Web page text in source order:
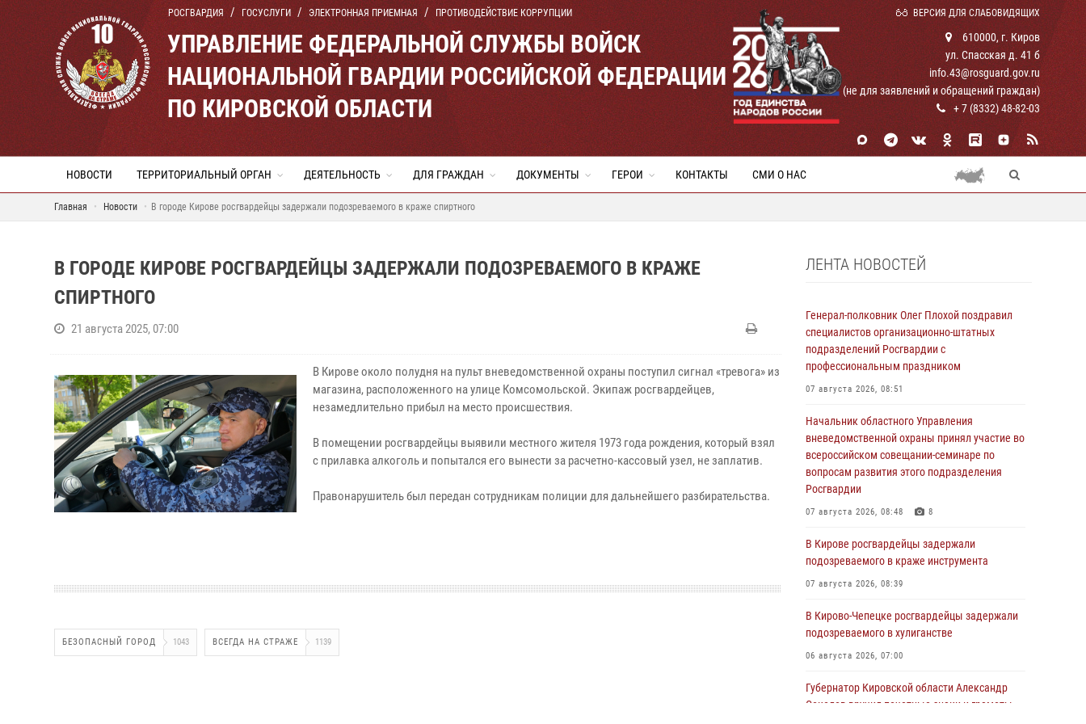
РОСГВАРДИЯ ГОСУСЛУГИ ЭЛЕКТРОННАЯ ПРИЕМНАЯ ПРОТИВОДЕЙСТВИЕ КОРРУПЦИИ ВЕРСИЯ ДЛЯ СЛАБОВИДЯЩИХ
УПРАВЛЕНИЕ ФЕДЕРАЛЬНОЙ СЛУЖБЫ ВОЙСК
НАЦИОНАЛЬНОЙ ГВАРДИИ РОССИЙСКОЙ ФЕДЕРАЦИИ
ПО КИРОВСКОЙ ОБЛАСТИ
610000, г. Киров
ул. Спасская д. 41 б
info.43@rosguard.gov.ru
(не для заявлений и обращений граждан)
+ 7 (8332) 48-82-03
НОВОСТИ ТЕРРИТОРИАЛЬНЫЙ ОРГАН ДЕЯТЕЛЬНОСТЬ ДЛЯ ГРАЖДАН ДОКУМЕНТЫ ГЕРОИ КОНТАКТЫ СМИ О НАС
Главная Новости В городе Кирове росгвардейцы задержали подозреваемого в краже спиртного
В ГОРОДЕ КИРОВЕ РОСГВАРДЕЙЦЫ ЗАДЕРЖАЛИ ПОДОЗРЕВАЕМОГО В КРАЖЕ
СПИРТНОГО
21 августа 2025, 07:00
В Кирове около полудня на пульт вневедомственной охраны поступил сигнал «тревога» из
магазина, расположенного на улице Комсомольской. Экипаж росгвардейцев,
незамедлительно прибыл на место происшествия.
В помещении росгвардейцы выявили местного жителя 1973 года рождения, который взял
с прилавка алкоголь и попытался его вынести за расчетно-кассовый узел, не заплатив.
Правонарушитель был передан сотрудникам полиции для дальнейшего разбирательства.
БЕЗОПАСНЫЙ ГОРОД 1043 ВСЕГДА НА СТРАЖЕ 1139
ЛЕНТА НОВОСТЕЙ
Генерал-полковник Олег Плохой поздравил
специалистов организационно-штатных
подразделений Росгвардии с
профессиональным праздником
07 августа 2026, 08:51
Начальник областного Управления
вневедомственной охраны принял участие во
всероссийском совещании-семинаре по
вопросам развития этого подразделения
Росгвардии
07 августа 2026, 08:48 8
В Кирове росгвардейцы задержали
подозреваемого в краже инструмента
07 августа 2026, 08:39
В Кирово-Чепецке росгвардейцы задержали
подозреваемого в хулиганстве
06 августа 2026, 07:00
Губернатор Кировской области Александр
Соколов вручил почетные знаки и грамоты